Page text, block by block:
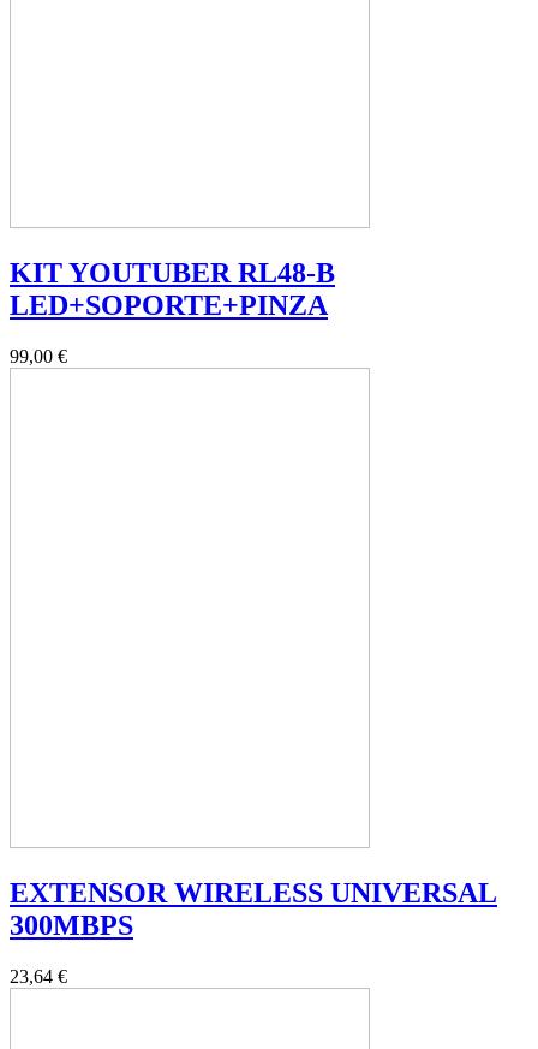
KIT YOUTUBER RL48-B
LED+SOPORTE+PINZA
99,00 €
EXTENSOR WIRELESS UNIVERSAL
300MBPS
23,64 €